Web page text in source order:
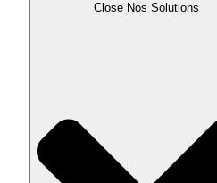
Close Nos Solutions